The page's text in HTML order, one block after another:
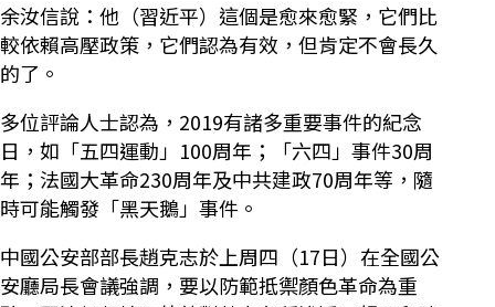
余汝信說：他（習近平）這個是愈來愈緊，它們比
較依賴高壓政策，它們認為有效，但肯定不會長久
的了。
多位評論人士認為，2019有諸多重要事件的紀念
日，如「五四運動」100周年；「六四」事件30周
年；法國大革命230周年及中共建政70周年等，隨
時可能觸發「黑天鵝」事件。
中國公安部部長趙克志於上周四（17日）在全國公
安廳局長會議強調，要以防範抵禦顏色革命為重